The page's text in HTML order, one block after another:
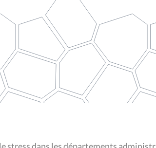
stress dans les départements